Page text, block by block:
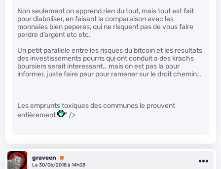
Non seulement on apprend rien du tout, mais tout est fait
pour diaboliser, en faisant la comparaison avec les
monnaies bien peperes, qui ne risquent pas de vous faire
perdre d’argent etc etc.
Un petit parallele entre les risques du bitcoin et les resultats
des investissements pourris qui ont conduit a des krachs
boursiers serait interessant… mais on est pas la pour
informer, juste faire peur pour ramener sur le droit chemin…
Les emprunts toxiques des communes le prouvent
entièrement
" />
graveen
Premium
Le 30/06/2018 à 14h08